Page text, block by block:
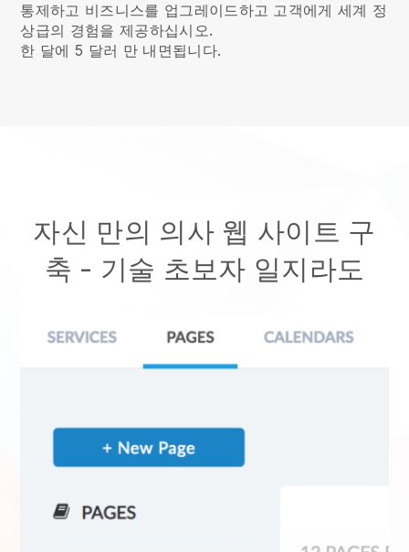
통제하고 비즈니스를 업그레이드하고 고객에게 세계 정
상급의 경험을 제공하십시오.
한 달에 5 달러 만 내면됩니다.
자신 만의 의사 웹 사이트 구
축 - 기술 초보자 일지라도